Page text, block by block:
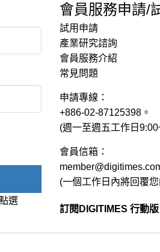
選
會員服務申請/
試用申請
產業研究諮詢
會員服務介紹
常見問題
申請專線：
+886-02-87125398。
(週一至週五工作日
會員信箱：
(一個工作日內將回覆
訂閱DIGITIMES 行動版